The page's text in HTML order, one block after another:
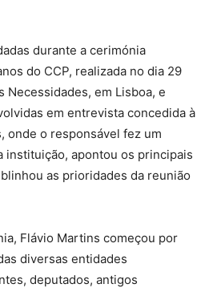
durante a cerimónia
do CCP, realizada no dia 29
Necessidades, em Lisboa, e
em entrevista concedida à
onde o responsável fez um
instituição, apontou os principais
as prioridades da reunião
Flávio Martins começou por
diversas entidades
deputados, antigos